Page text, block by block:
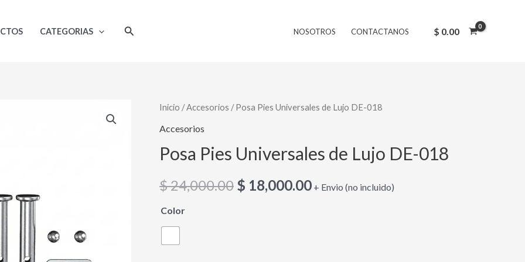
CATEGORIAS Buscar NOSOTROS CONTACTANOS $ 0.00
Inicio /Accesorios / Posa Pies Universales de Lujo DE-018
Accesorios
Posa Pies Universales de Lujo DE-018
$24,000.00
El
original
era:
$ 18,000.00
El
actual
es:
+ Envio (no incluido)
Color
Posa
Pies
de
DE-
018
cantidad
$ 24,000.00.$ 18,000.00.